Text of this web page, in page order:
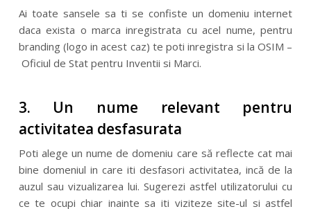
Ai toate sansele sa ti se confiste un domeniu internet
daca exista o marca inregistrata cu acel nume, pentru
branding (logo in acest caz) te poti inregistra si la OSIM –
Oficiul de Stat pentru Inventii si Marci.
3. Un nume relevant pentru
activitatea desfasurata
Poti alege un nume de domeniu care să reflecte cat mai
bine domeniul in care iti desfasori activitatea, incă de la
auzul sau vizualizarea lui. Sugerezi astfel utilizatorului cu
ce te ocupi chiar inainte sa iti viziteze site-ul si astfel